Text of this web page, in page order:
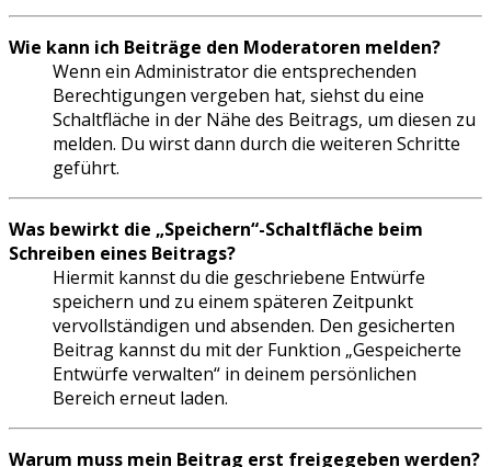
Wie kann ich Beiträge den Moderatoren melden?
Wenn ein Administrator die entsprechenden
Berechtigungen vergeben hat, siehst du eine
Schaltfläche in der Nähe des Beitrags, um diesen zu
melden. Du wirst dann durch die weiteren Schritte
geführt.
Was bewirkt die „Speichern“-Schaltfläche beim
Schreiben eines Beitrags?
Hiermit kannst du die geschriebene Entwürfe
speichern und zu einem späteren Zeitpunkt
vervollständigen und absenden. Den gesicherten
Beitrag kannst du mit der Funktion „Gespeicherte
Entwürfe verwalten“ in deinem persönlichen
Bereich erneut laden.
Warum muss mein Beitrag erst freigegeben werden?